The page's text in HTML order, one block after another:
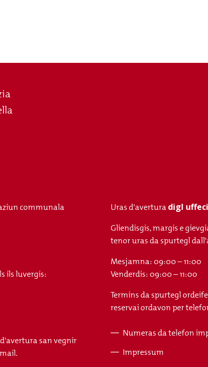
communala
ils luvergis:
san vegnir
Uras d'averturadigl
Gliendisgis, margis e
tenor uras da spurtegl
Mesjamna: 09:00 – 11:00
Venderdis: 09:00 – 11:00
Termins da spurtegl
reservai ordavon per
Numeras da telefon
Impressum